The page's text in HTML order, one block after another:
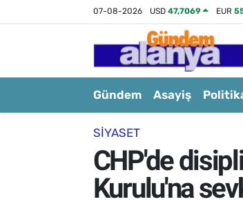
07-08-2026 USD47,7069 EUR
Gündem Asayiş
SIYASET
CHP'de
Kurulu'na